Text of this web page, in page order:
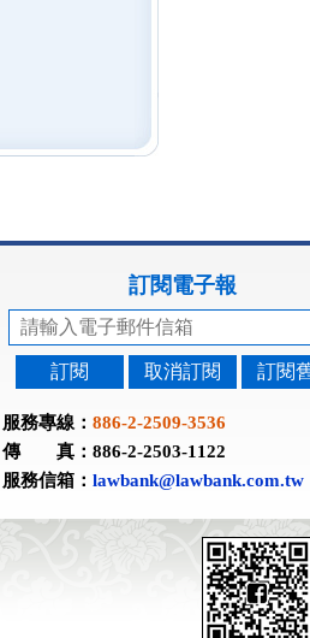
訂閱電子報
訂閱 取消訂閱 訂閱
服務專線： 886-2-2509-3536
傳 真：886-2-2503-1122
服務信箱： lawbank@lawbank.com.tw